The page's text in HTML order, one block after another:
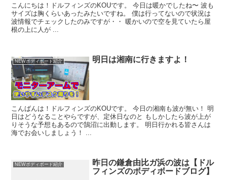
こんにちは！ドルフィンズのKOUです。 今日は暖かでしたね〜 波も
サイズは胸くらいあったみたいですね。 僕は行ってないので状況は
波情報でチェックしたのみですが・・ 暖かいので空を見ていたら屋
根の上に人が ...
NEWボディボード紹介 明日は湘南に行きますよ！
こんばんは！ドルフィンズのKOUです。 今日の湘南も波が無い！ 明
日はどうなることやらですが、定休日なのと もしかしたら波が上が
りそうな予想もあるので鵠沼に出動します。 明日行かれる皆さんは
海でお会いしましょう！ ...
NEWボディボード紹介
昨日の鎌倉由比ガ浜の波は【ドル
フィンズのボディボードブログ】